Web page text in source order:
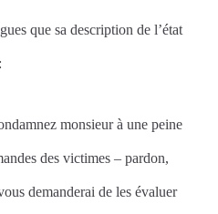
que sa description de l’état
monsieur à une peine
des victimes – pardon,
demanderai de les évaluer